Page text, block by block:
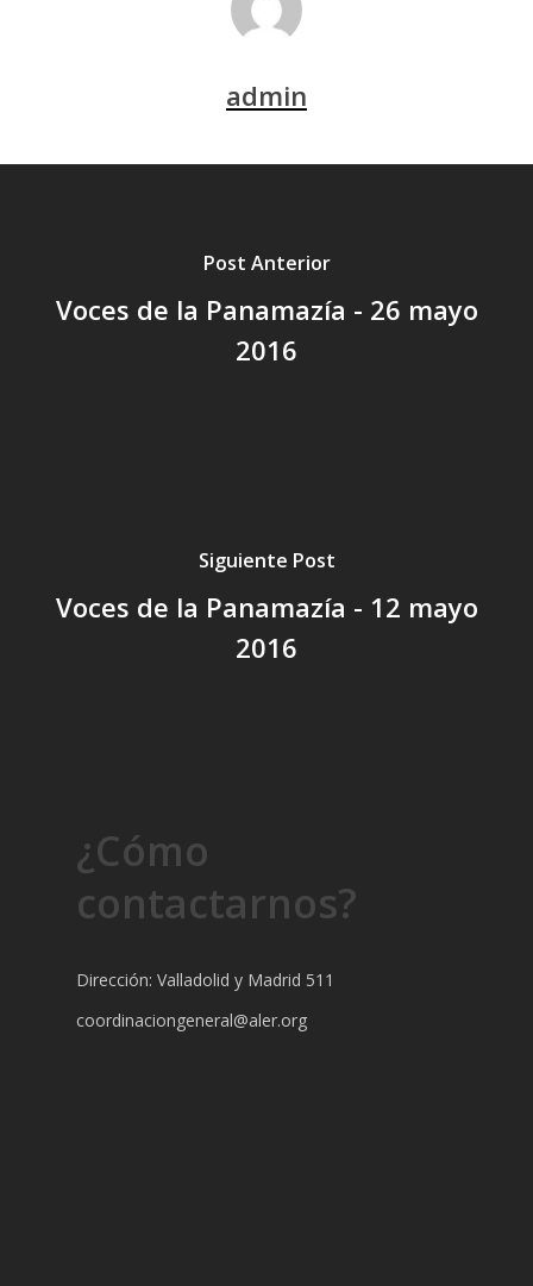
admin
Post Anterior
Voces de la Panamazía - 26 mayo
2016
Siguiente Post
Voces de la Panamazía - 12 mayo
2016
¿Cómo
contactarnos?
Dirección: Valladolid y Madrid 511
coordinaciongeneral@aler.org